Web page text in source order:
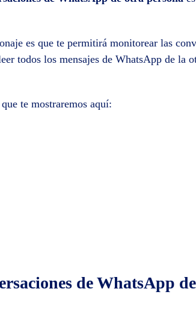
es que te permitirá monitorear las
todos los mensajes de WhatsApp de la
te mostraremos aquí:
de WhatsApp